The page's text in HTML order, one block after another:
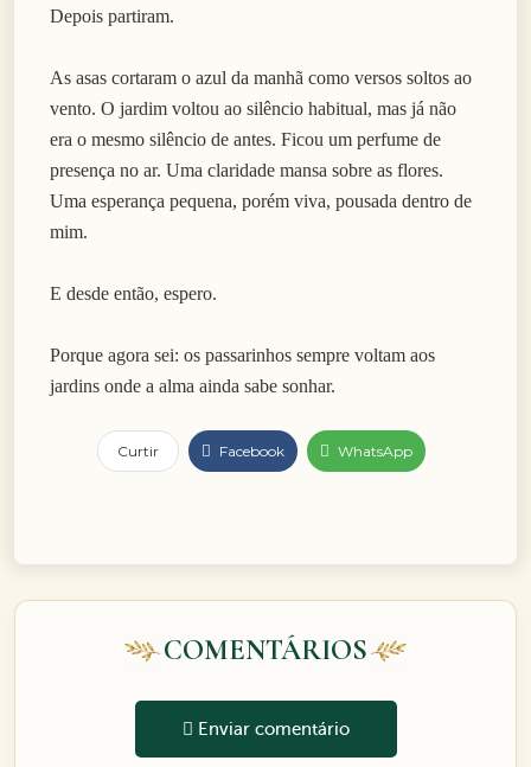
Depois partiram.
As asas cortaram o azul da manhã como versos soltos ao
vento. O jardim voltou ao silêncio habitual, mas já não
era o mesmo silêncio de antes. Ficou um perfume de
presença no ar. Uma claridade mansa sobre as flores.
Uma esperança pequena, porém viva, pousada dentro de
mim.
E desde então, espero.
Porque agora sei: os passarinhos sempre voltam aos
jardins onde a alma ainda sabe sonhar.
Curtir Facebook WhatsApp
COMENTÁRIOS
Enviar comentário